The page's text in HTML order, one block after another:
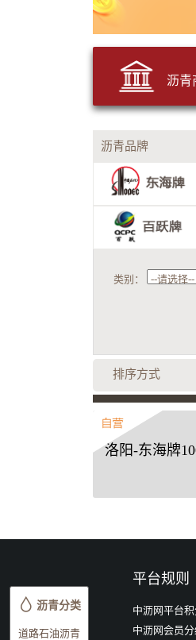
沥青
沥青品牌
类别：
排序方式
洛阳-东海牌
沥青分类
道路石油沥青
平台规则
中沥网平台
中沥网会员